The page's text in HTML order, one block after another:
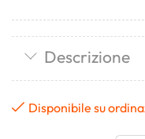
Descrizione
Disponibile su